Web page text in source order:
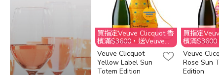
買指定Veuve Clicquot 香
檳滿$3600，送Veuve
Clicquot 美酒晚宴2位
@Aqua Hong Kong
Veuve Clicquot
Yellow Label Sun
Totem Edition
買指定
檳滿$3600
Clicquot 美
@Aqua
Veuve
Rose Sun
Edition